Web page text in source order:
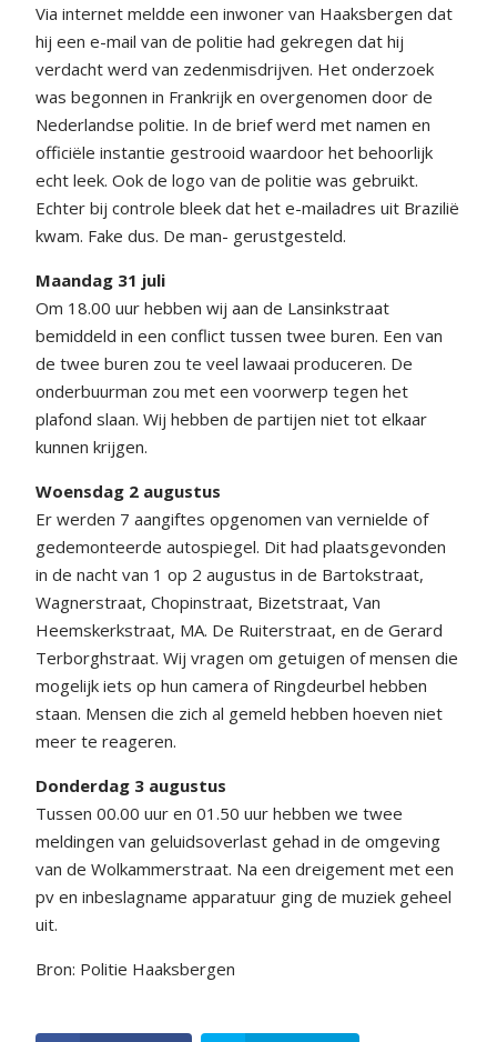
Via internet meldde een inwoner van Haaksbergen dat
hij een e-mail van de politie had gekregen dat hij
verdacht werd van zedenmisdrijven. Het onderzoek
was begonnen in Frankrijk en overgenomen door de
Nederlandse politie. In de brief werd met namen en
officiële instantie gestrooid waardoor het behoorlijk
echt leek. Ook de logo van de politie was gebruikt.
Echter bij controle bleek dat het e-mailadres uit Brazilië
kwam. Fake dus. De man- gerustgesteld.
Maandag 31 juli
Om 18.00 uur hebben wij aan de Lansinkstraat
bemiddeld in een conflict tussen twee buren. Een van
de twee buren zou te veel lawaai produceren. De
onderbuurman zou met een voorwerp tegen het
plafond slaan. Wij hebben de partijen niet tot elkaar
kunnen krijgen.
Woensdag 2 augustus
Er werden 7 aangiftes opgenomen van vernielde of
gedemonteerde autospiegel. Dit had plaatsgevonden
in de nacht van 1 op 2 augustus in de Bartokstraat,
Wagnerstraat, Chopinstraat, Bizetstraat, Van
Heemskerkstraat, MA. De Ruiterstraat, en de Gerard
Terborghstraat. Wij vragen om getuigen of mensen die
mogelijk iets op hun camera of Ringdeurbel hebben
staan. Mensen die zich al gemeld hebben hoeven niet
meer te reageren.
Donderdag 3 augustus
Tussen 00.00 uur en 01.50 uur hebben we twee
meldingen van geluidsoverlast gehad in de omgeving
van de Wolkammerstraat. Na een dreigement met een
pv en inbeslagname apparatuur ging de muziek geheel
uit.
Bron: Politie Haaksbergen